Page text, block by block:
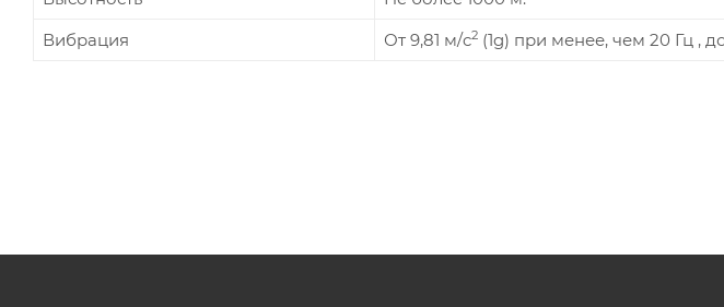
Вибрация
От 9,81 м/c2 (1g) при менее, чем 20 Гц ,